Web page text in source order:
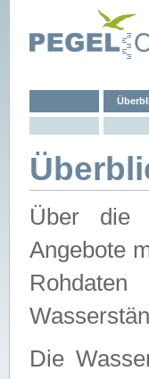
Über die
Angebote
Die